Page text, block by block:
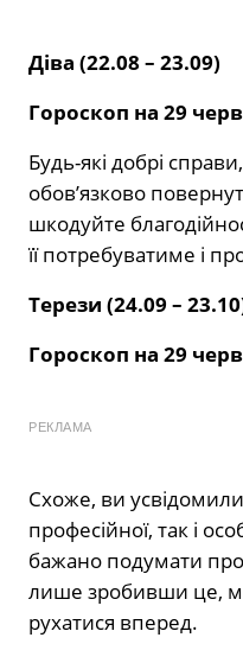
Діва (22.08 – 23.09)
Гороскоп на 29
Будь-які добрі
обов’язково
шкодуйте
її потребуватиме і
Терези (24.09 –
Гороскоп на 29
РЕКЛАМА
Схоже, ви
професійної, так і
бажано подумати про
лише зробивши це,
рухатися вперед.